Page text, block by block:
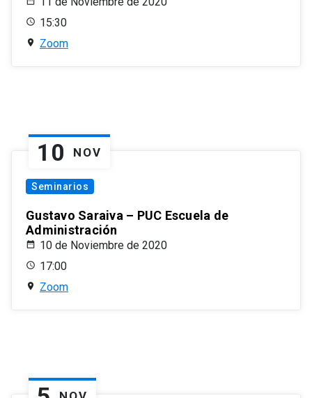
15:30
Zoom
10 NOV
Seminarios
Gustavo Saraiva – PUC Escuela de
Administración
10 de Noviembre de 2020
17:00
Zoom